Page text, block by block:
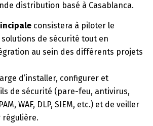
distribution basé à Casablanca.
consistera à piloter le
de sécurité tout en
au sein des différents projets
d’installer, configurer et
de sécurité (pare-feu, antivirus,
WAF, DLP, SIEM, etc.) et de veiller
régulière.